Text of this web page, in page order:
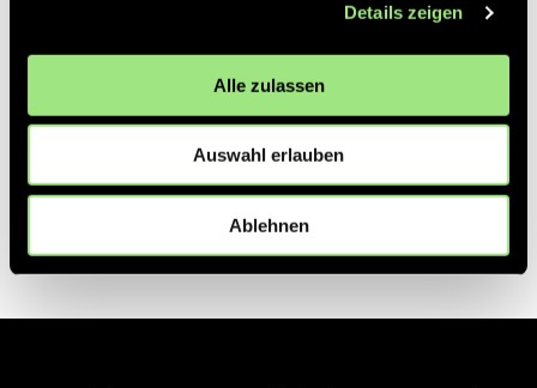
Details zeigen
Alle zulassen
Auswahl erlauben
Ablehnen